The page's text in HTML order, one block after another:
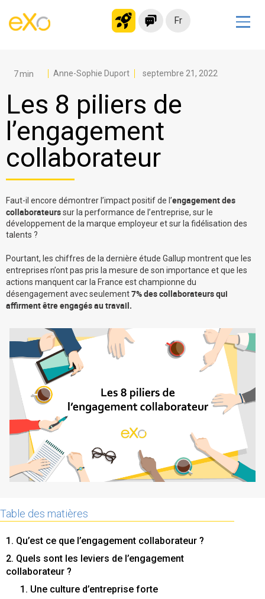
Fr
Intranet moderne
Plateforme collaborative
Réseau social
Hub de connaissances
Portail d’applications
Migrer vers eXo Platform
Produit
La Plateforme
Pourquoi eXo
Mobile
No code
Intégrations
IA maitrisée
Architecture
Sécurité
Open source
A propos d’eXo
Centre de ressources
Contactez-nous
Essayez eXo
Anne-Sophie Duport septembre 21, 2022
Les 8 piliers de
l’engagement
collaborateur
Faut-il encore démontrer l’impact positif de l’engagement des
collaborateurssur la performance de l’entreprise, sur le
développement de la marque employeur et sur la fidélisation des
talents ?
Pourtant, les chiffres de la dernière étude Gallup montrent que les
entreprises n’ont pas pris la mesure de son importance et que les
actions manquent car la France est championne du
désengagement avec seulement7% des collaborateurs qui
affirment être engagés au travail.
Table des matières
1. Qu’est ce que l’engagement collaborateur ?
2. Quels sont les leviers de l’engagement
collaborateur ?
1. Une culture d’entreprise forte